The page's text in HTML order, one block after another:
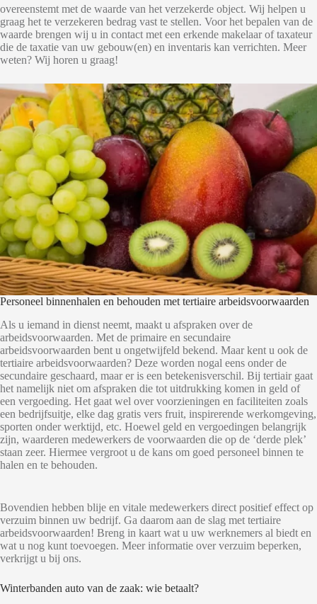
overeenstemt met de waarde van het verzekerde object. Wij helpen u
graag het te verzekeren bedrag vast te stellen. Voor het bepalen van de
waarde brengen wij u in contact met een erkende makelaar of taxateur
die de taxatie van uw gebouw(en) en inventaris kan verrichten. Meer
weten? Wij horen u graag!
Personeel binnenhalen en behouden met tertiaire arbeidsvoorwaarden
Als u iemand in dienst neemt, maakt u afspraken over de
arbeidsvoorwaarden. Met de primaire en secundaire
arbeidsvoorwaarden bent u ongetwijfeld bekend. Maar kent u ook de
tertiaire arbeidsvoorwaarden? Deze worden nogal eens onder de
secundaire geschaard, maar er is een betekenisverschil. Bij tertiair gaat
het namelijk niet om afspraken die tot uitdrukking komen in geld of
een vergoeding. Het gaat wel over voorzieningen en faciliteiten zoals
een bedrijfsuitje, elke dag gratis vers fruit, inspirerende werkomgeving,
sporten onder werktijd, etc. Hoewel geld en vergoedingen belangrijk
zijn, waarderen medewerkers de voorwaarden die op de ‘derde plek’
staan zeer. Hiermee vergroot u de kans om goed personeel binnen te
halen en te behouden.
Bovendien hebben blije en vitale medewerkers direct positief effect op
verzuim binnen uw bedrijf. Ga daarom aan de slag met tertiaire
arbeidsvoorwaarden! Breng in kaart wat u uw werknemers al biedt en
wat u nog kunt toevoegen. Meer informatie over verzuim beperken,
verkrijgt u bij ons.
Winterbanden auto van de zaak: wie betaalt?